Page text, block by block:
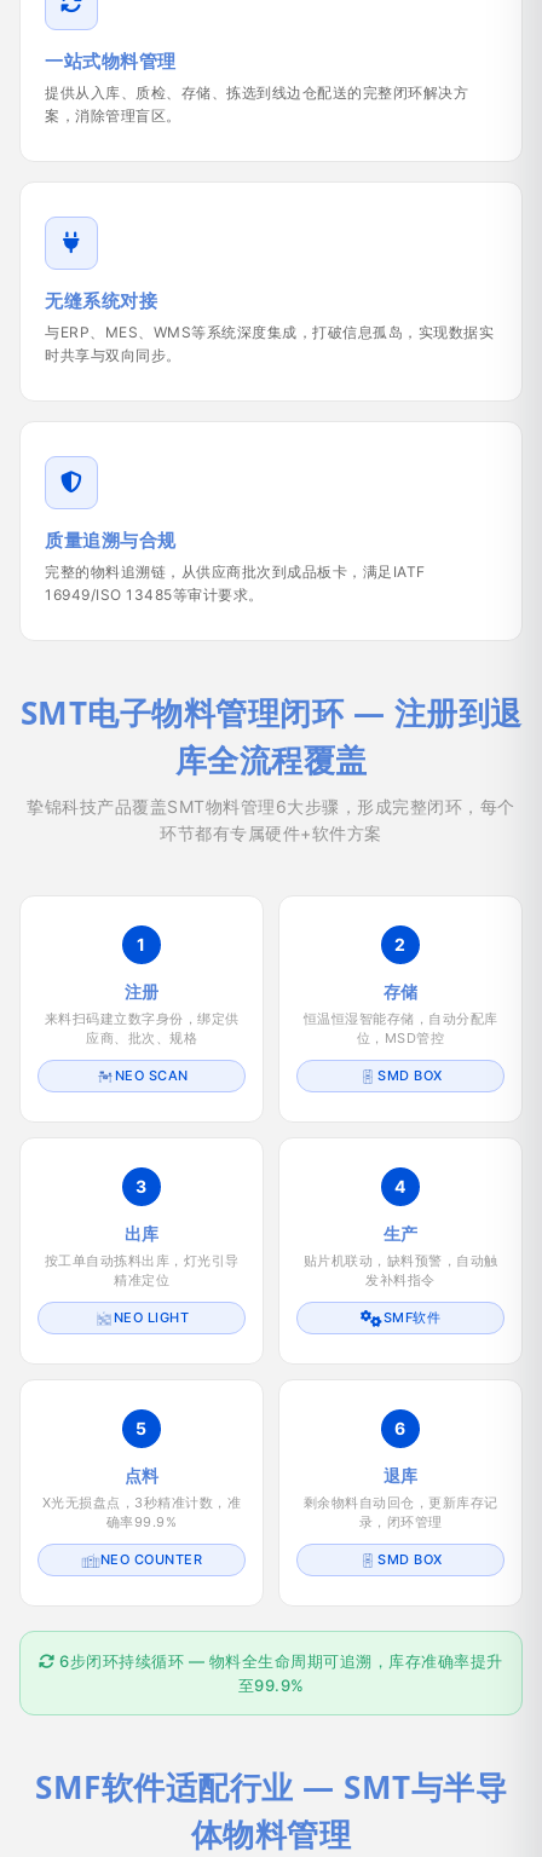
一站式物料管理
提供从入库、质检、存储、拣选到线边仓配送的完整闭环解决方
案，消除管理盲区。
无缝系统对接
与ERP、MES、WMS等系统深度集成，打破信息孤岛，实现数据实
时共享与双向同步。
质量追溯与合规
完整的物料追溯链，从供应商批次到成品板卡，满足IATF
16949/ISO 13485等审计要求。
SMT电子物料管理闭环 — 注册到退
库全流程覆盖
挚锦科技产品覆盖SMT物料管理6大步骤，形成完整闭环，每个
环节都有专属硬件+软件方案
1
注册
来料扫码建立数字身份，绑定供
应商、批次、规格
NEO SCAN
2
存储
恒温恒湿智能存储，自动分配库
位，MSD管控
SMD BOX
3
出库
按工单自动拣料出库，灯光引导
精准定位
NEO LIGHT
4
生产
贴片机联动，缺料预警，自动触
发补料指令
SMF软件
5
点料
X光无损盘点，3秒精准计数，准
确率99.9%
NEO COUNTER
6
退库
剩余物料自动回仓，更新库存记
录，闭环管理
SMD BOX
6步闭环持续循环 — 物料全生命周期可追溯，库存准确率提升
至99.9%
SMF软件适配行业 — SMT与半导
体物料管理